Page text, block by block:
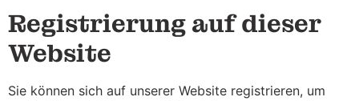
Registrierung auf dieser
Website
Sie können sich auf unserer Website registrieren, um